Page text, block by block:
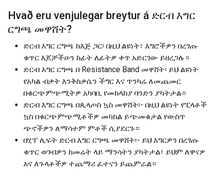
Hvað eru venjulegar breytur á ድርብ እግር
ርግጫ መዋሸት?
ድርብ እግር ርግጫ ከእጅ ጋር፡ በዚህ ልዩነት፣ እግሮችዎን በረገጡ
ቁጥር እጆቻችሁን ከፊት ለፊትዎ ቀጥ አድርገው ይዘረጋሉ።
ድርብ እግር ርግጫ በ Resistance Band መዋሸት፡ ይህ ልዩነት
የአካል ብቃት እንቅስቃሴን ችግር እና ጥንካሬ ለመጨመር
በቁርጭምጭሚትዎ አካባቢ የመከላከያ ባንድን ያካትታል።
ድርብ እግር ርግጫ በጲላጦስ ኳስ መዋሸት፡- በዚህ ልዩነት የፒላቶች
ኳስ በቁርጭምጭሚቶችዎ መካከል ይጭመቁታል የውስጥ
ጭኖችዎን ለማሳተም ምቶች ሲያደርጉ።
በሂፕ ሊፍት ድርብ እግር ርግጫ መዋሸት፡- ይህ እግርዎን በረገጡ
ቁጥር ወገብዎን ከመሬት ላይ ማንሳትን ያካትታል፣ ይህም ለዋናዎ
እና ለጉላቶችዎ ተጨማሪ ፈተናን ይጨምራል።